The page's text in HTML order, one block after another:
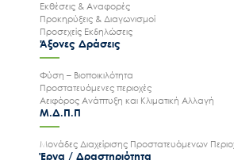
Εκθέσεις & Αναφορές
Προκηρύξεις & Διαγωνισμοί
Προσεχείς Εκδηλώσεις
Άξονες Δράσεις
Φύση – Βιοποικιλότητα
Προστατευόμενες περιοχές
Αειφόρος Ανάπτυξη και Κλιματική Αλλαγή
Μ.Δ.Π.Π
Μονάδες Διαχείρισης Προστατευόμενων
Έργα / Δραστηριότητα